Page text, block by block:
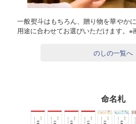
一般熨斗はもちろん、贈り物を華やか
用途に合わせてお選びいただけます。※
のしの一覧へ
命名札